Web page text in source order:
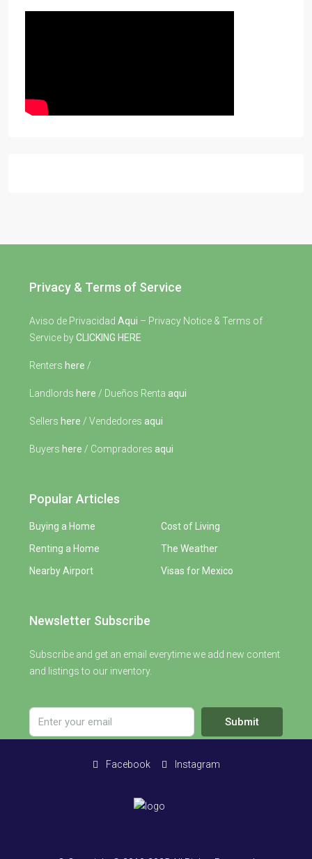
Privacy & Terms of Service
Aviso de Privacidad Aqui – Privacy Notice & Terms of
Service byCLICKING HERE
Renters here /
Landlords here / Dueños Renta aqui
Sellers here / Vendedores aqui
Buyers here / Compradores aqui
Popular Articles
Buying a Home
Renting a Home
Nearby Airport
Cost of Living
The Weather
Visas for Mexico
Newsletter Subscribe
Subscribe and get an email everytime we add new content
and listings to our inventory.
Submit
Facebook Instagram